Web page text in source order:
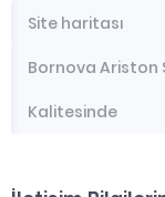
Site haritası
Bornova Ariston
Kalitesinde